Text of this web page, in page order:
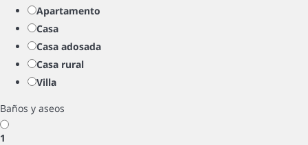
Apartamento
Casa
Casa adosada
Casa rural
Villa
Baños y aseos
1